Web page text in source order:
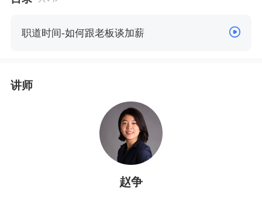
职道时间-如何跟老板谈加薪
讲师
赵争